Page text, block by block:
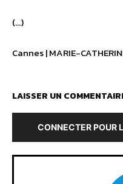
(…)
Cannes | MARIE-
LAISSER UN
CONNECTER POUR